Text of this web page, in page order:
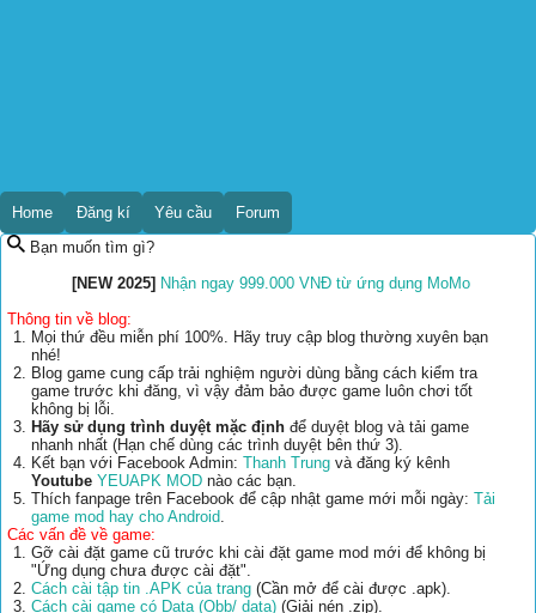
Home Đăng kí Yêu cầu
Forum
Bạn muốn tìm gì?
[NEW 2025] Nhận ngay 999.000 VNĐ từ ứng dụng MoMo
Thông tin về blog:
Mọi thứ đều miễn phí 100%. Hãy truy cập blog thường xuyên bạn
nhé!
Blog game cung cấp trải nghiệm người dùng bằng cách kiểm tra
game trước khi đăng, vì vậy đảm bảo được game luôn chơi tốt
không bị lỗi.
Hãy sử dụng trình duyệt mặc định để duyệt blog và tải game
nhanh nhất (Hạn chế dùng các trình duyệt bên thứ 3).
Kết bạn với Facebook Admin: Thanh Trung và đăng ký kênh
Youtube YEUAPK MOD nào các bạn.
Thích fanpage trên Facebook để cập nhật game mới mỗi ngày: Tải
game mod hay cho Android.
Các vấn đề về game:
Gỡ cài đặt game cũ trước khi cài đặt game mod mới để không bị
"Ứng dụng chưa được cài đặt".
Cách cài tập tin .APK của trang (Cần mở để cài được .apk).
Cách cài game có Data (Obb/ data) (Giải nén .zip).